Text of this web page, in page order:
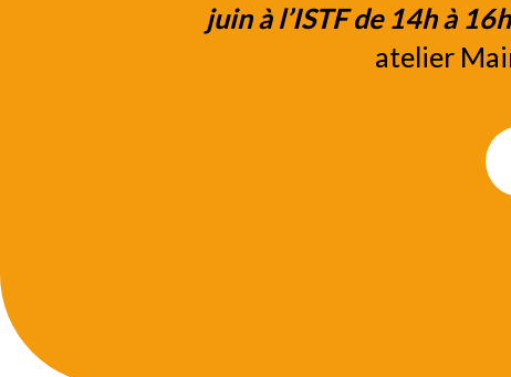
juin à l’ISTF de 14h à
atelier